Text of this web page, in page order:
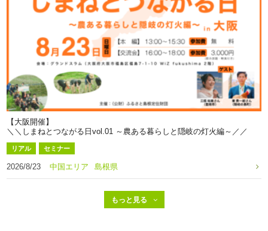
【大阪開催】
＼＼しまねとつながる日vol.01 ～農ある暮らしと隠岐の灯火編～／／
リアル セミナー
2026/8/23 中国エリア 島根県